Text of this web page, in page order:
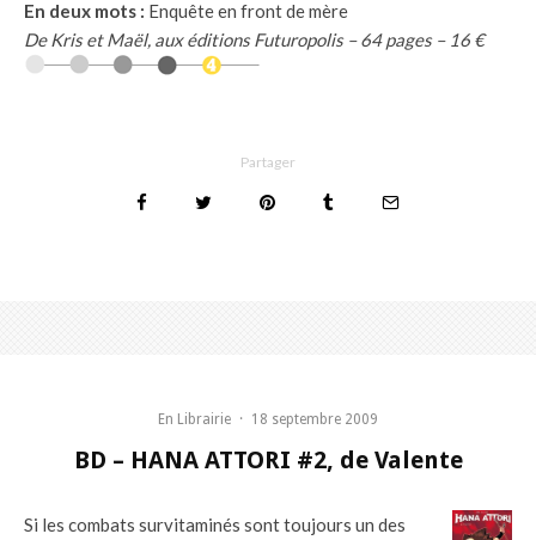
En deux mots : Enquête en front de mère
De Kris et Maël, aux éditions Futuropolis – 64 pages – 16 €
Partager
En Librairie · 18 septembre 2009
BD – HANA ATTORI #2, de Valente
Si les combats survitaminés sont toujours un des